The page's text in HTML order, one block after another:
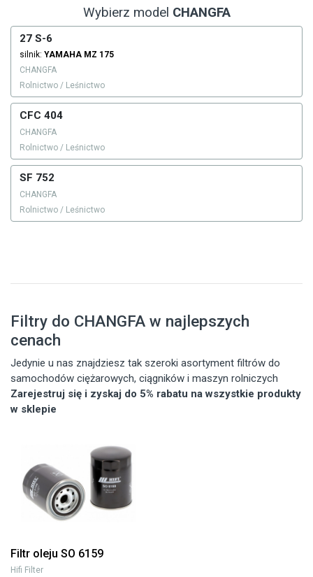
Wybierz model CHANGFA
27 S-6
silnik: YAMAHA MZ 175
CHANGFA
Rolnictwo / Leśnictwo
CFC 404
CHANGFA
Rolnictwo / Leśnictwo
SF 752
CHANGFA
Rolnictwo / Leśnictwo
Filtry do CHANGFA w najlepszych
cenach
Jedynie u nas znajdziesz tak szeroki asortyment filtrów do
samochodów ciężarowych, ciągników i maszyn rolniczych
Zarejestruj się i zyskaj do 5% rabatu na wszystkie produkty
w sklepie
Filtr oleju SO 6159
Hifi Filter